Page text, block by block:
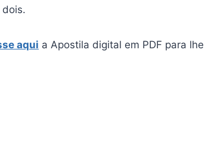
dois.
aqui a Apostila digital em PDF para